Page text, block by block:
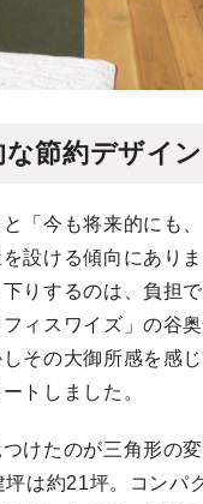
節約デザイン
「今も将来的にも
設ける傾向にあり
りするのは、負担
ィスワイズ」の谷
その大御所感を感
トしました。
けたのが三角形の
は約21坪。コンパ